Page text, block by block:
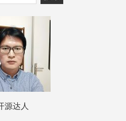
源达人